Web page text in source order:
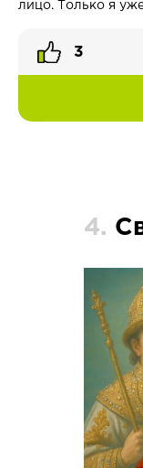
лицо. Только я уже
3
4.